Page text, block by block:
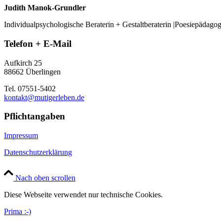
Judith Manok-Grundler
Individualpsychologische Beraterin + Gestaltberaterin
Telefon + E-Mail
Aufkirch 25
88662 Überlingen
Tel. 07551-5402
kontakt@mutigerleben.de
Pflichtangaben
Impressum
Datenschutzerklärung
Nach oben scrollen
Diese Webseite verwendet nur technische Cookies.
Prima :-)